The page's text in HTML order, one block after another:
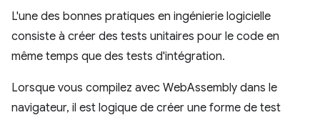
L'une des bonnes pratiques en ingénierie logicielle
consiste à créer des tests unitaires pour le code en
même temps que des tests d'intégration.
Lorsque vous compilez avec WebAssembly dans le
navigateur, il est logique de créer une forme de test